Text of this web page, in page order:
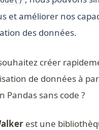
et améliorer nos
des données.
créer
de données à
Pandas sans code ?
est une